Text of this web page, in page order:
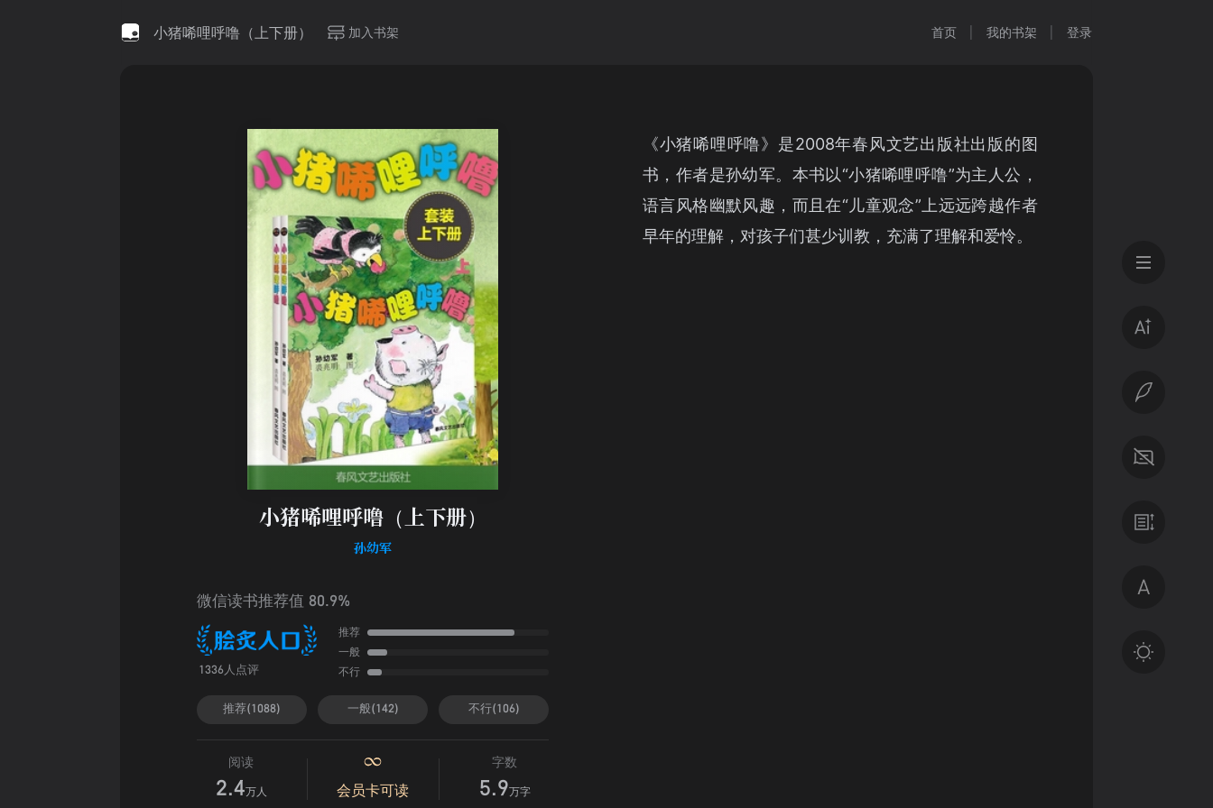
小猪唏哩呼噜（上下册） 加入书架 首页 我的书架 登录
小猪唏哩呼噜（上下册）
孙幼军
微信读书推荐值 80.9%
1336人点评
推荐
一般
不行
推荐(1088) 一般(142) 不行(106)
阅读
2.4万人 会员卡可读
字数
5.9万字
《小猪唏哩呼噜》是2008年春风文艺出版社出版的图
书，作者是孙幼军。本书以“小猪唏哩呼噜”为主人公，
语言风格幽默风趣，而且在“儿童观念”上远远跨越作者
早年的理解，对孩子们甚少训教，充满了理解和爱怜。